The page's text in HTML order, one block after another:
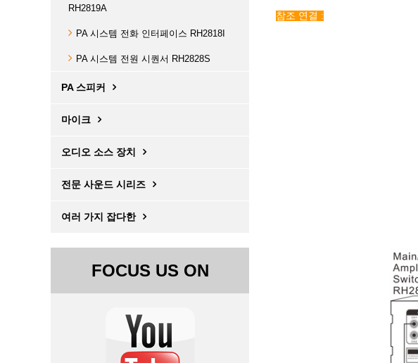
RH2819A
PA 시스템 전화 인터페이스 RH2818I
PA 시스템 전원 시퀀서 RH2828S
PA 스피커
마이크
오디오 소스 장치
전문 사운드 시리즈
여러 가지 잡다한
FOCUS US ON
참조 연결 :